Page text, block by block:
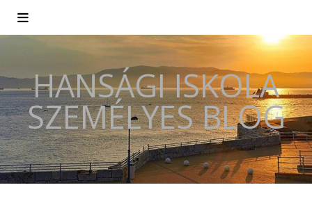
HANSÁGI ISKOLA
SZEMÉLYES BLOG